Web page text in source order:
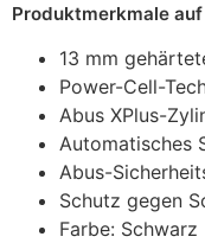
Produktmerkmale
13 mm
Power-Cell-
Abus XPlus-
Automatisches
Abus-
Schutz gegen
Farbe: Schwarz